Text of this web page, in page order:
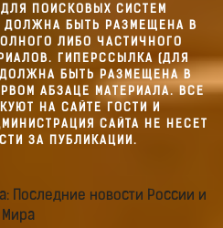
ПОИСКОВЫХ СИСТЕМ
ДОЛЖНА БЫТЬ РАЗМЕЩЕНА В
ЛИБО ЧАСТИЧНОГО
ГИПЕРССЫЛКА (ДЛЯ
БЫТЬ РАЗМЕЩЕНА В
АБЗАЦЕ МАТЕРИАЛА. ВСЕ
НА САЙТЕ ГОСТИ И
САЙТА НЕ НЕСЕТ
ЗА ПУБЛИКАЦИИ.
Последние новости России и
Мира